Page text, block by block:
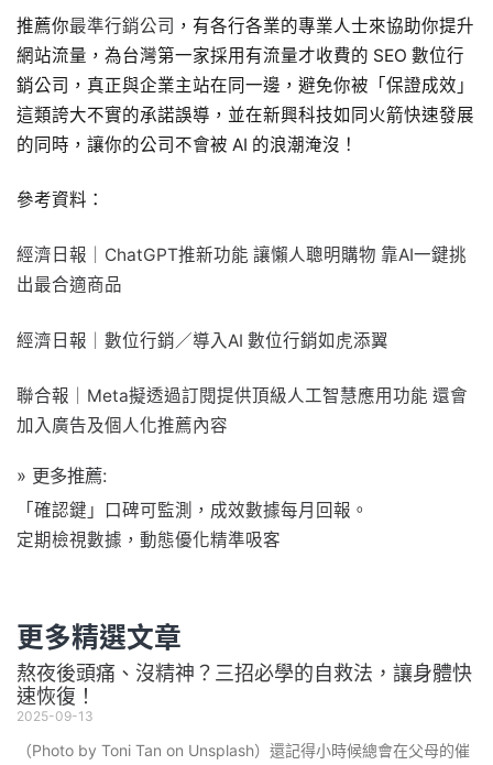
推薦你最準行銷公司 ，有各行各業的專業人士來協助你提升
網站流量，為台灣第一家採用有流量才收費的 SEO 數位行
銷公司，真正與企業主站在同一邊，避免你被「保證成效」
這類誇大不實的承諾誤導，並在新興科技如同火箭快速發展
的同時，讓你的公司不會被 AI 的浪潮淹沒！
參考資料：
經濟日報｜ChatGPT推新功能 讓懶人聰明購物 靠AI一鍵挑
出最合適商品
經濟日報｜數位行銷／導入AI 數位行銷如虎添翼
聯合報｜Meta擬透過訂閱提供頂級人工智慧應用功能 還會
加入廣告及個人化推薦內容
» 更多推薦:
「確認鍵」口碑可監測，成效數據每月回報。
定期檢視數據，動態優化精準吸客
更多精選文章
熬夜後頭痛、沒精神？三招必學的自救法，讓身體快
速恢復！
2025-09-13
（Photo by Toni Tan on Unsplash）還記得小時候總會在父母的催